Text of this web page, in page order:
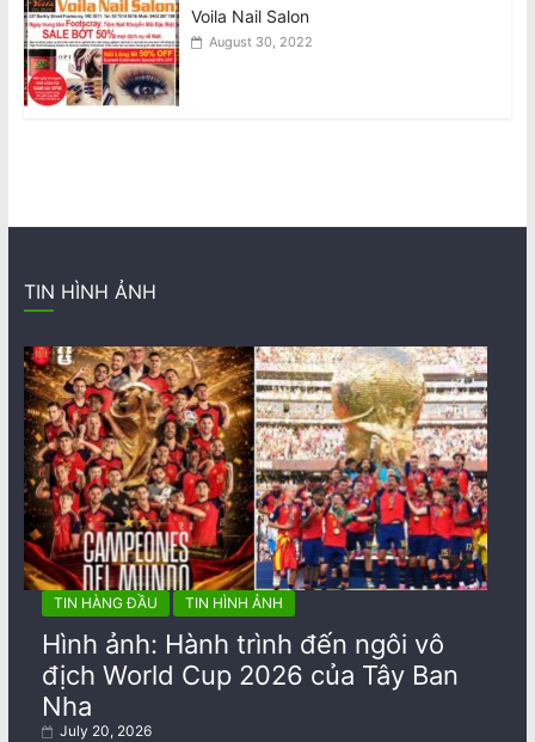
Voila Nail Salon
August 30, 2022
TIN HÌNH ẢNH
TIN HÀNG ĐẦU TIN HÌNH ẢNH
Hình ảnh: Hành trình đến ngôi vô
địch World Cup 2026 của Tây Ban
Nha
July 20, 2026